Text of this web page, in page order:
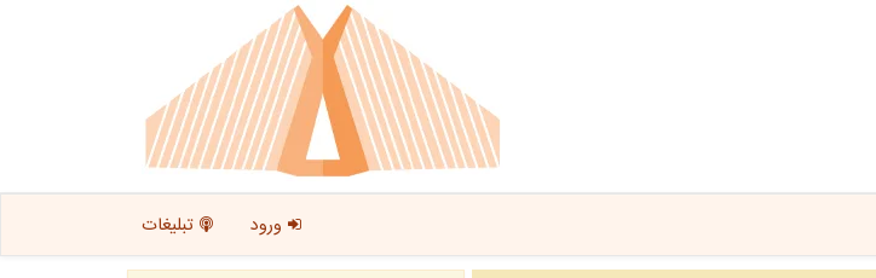
ورود تبلیغات